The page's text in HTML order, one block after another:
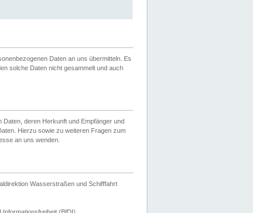
Daten an uns übermitteln. Es
solche Daten nicht gesammelt und auch
deren Herkunft und Empfänger und
Hierzu sowie zu weiteren Fragen zum
an uns wenden.
Wasserstraßen und Schifffahrt